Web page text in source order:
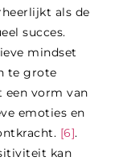
als de
succes.
mindset
te grote
een vorm van
emoties en
[6].
kan